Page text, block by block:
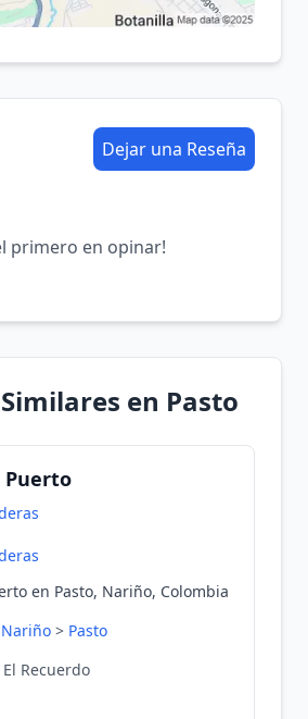
Dejar una Reseña
primero en opinar!
en Pasto
Puerto
en Pasto, Nariño, Colombia
Nariño > Pasto
Recuerdo